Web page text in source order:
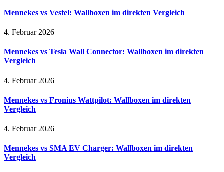
Mennekes vs Vestel: Wallboxen im direkten Vergleich
4. Februar 2026
Mennekes vs Tesla Wall Connector: Wallboxen im direkten
Vergleich
4. Februar 2026
Mennekes vs Fronius Wattpilot: Wallboxen im direkten
Vergleich
4. Februar 2026
Mennekes vs SMA EV Charger: Wallboxen im direkten
Vergleich